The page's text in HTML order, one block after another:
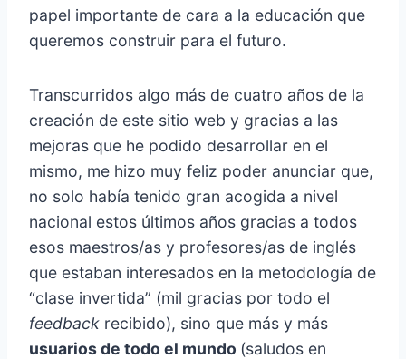
papel importante de cara a la educación que
queremos construir para el futuro.
Transcurridos algo más de cuatro años de la
creación de este sitio web y gracias a las
mejoras que he podido desarrollar en el
mismo, me hizo muy feliz poder anunciar que,
no solo había tenido gran acogida a nivel
nacional estos últimos años gracias a todos
esos maestros/as y profesores/as de inglés
que estaban interesados en la metodología de
“clase invertida” (mil gracias por todo el
feedback recibido), sino que más y más
usuarios de todo el mundo (saludos en